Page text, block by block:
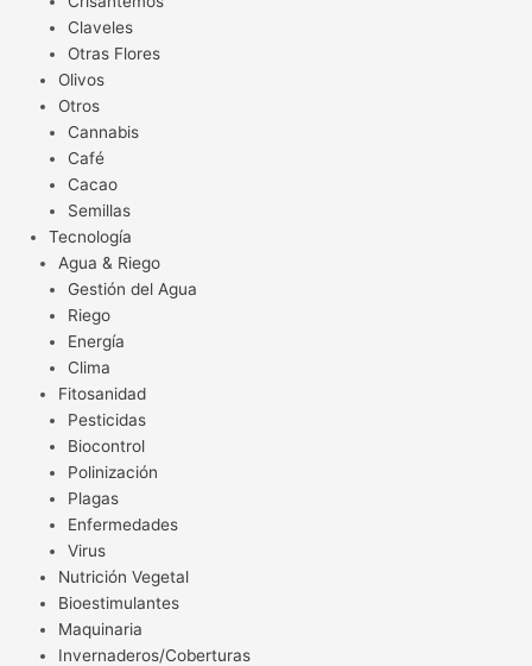
Claveles
Otras Flores
Olivos
Otros
Cannabis
Café
Cacao
Semillas
Tecnología
Agua & Riego
Gestión del Agua
Riego
Energía
Clima
Fitosanidad
Pesticidas
Biocontrol
Polinización
Plagas
Enfermedades
Virus
Nutrición Vegetal
Bioestimulantes
Maquinaria
Invernaderos/Coberturas